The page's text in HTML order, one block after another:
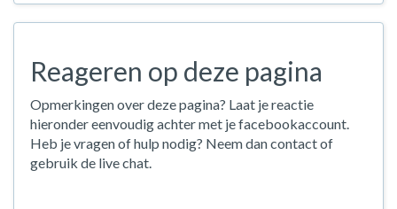
Reageren op deze pagina
Opmerkingen over deze pagina? Laat je reactie
hieronder eenvoudig achter met je facebookaccount.
Heb je vragen of hulp nodig? Neem dan contact of
gebruik de live chat.